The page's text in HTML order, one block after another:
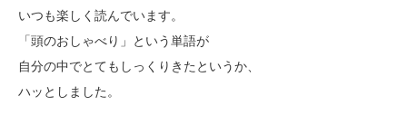
いつも楽しく読んでいます。
「頭のおしゃべり」という単語が
自分の中でとてもしっくりきたというか、
ハッとしました。